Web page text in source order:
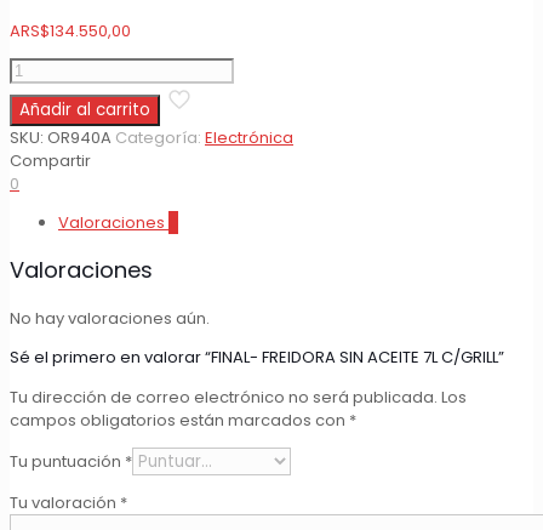
ARS$134.550,00
FINAL-
FREIDORA
SIN
ACEITE
7L
C/GRILL
Añadir al carrito
SKU: OR940A Categoría: Electrónica
Compartir
0
Valoraciones
Valoraciones
No hay valoraciones aún.
Sé el primero en valorar “FINAL- FREIDORA SIN ACEITE 7L C/GRILL”
Tu dirección de correo electrónico no será publicada. Los
campos obligatorios están marcados con *
Tu puntuación *
Tu valoración *